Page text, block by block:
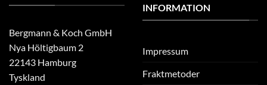
Bergmann & Koch GmbH
Nya Höltigbaum 2
22143 Hamburg
Tyskland
INFORMATION
Impressum
Fraktmetoder